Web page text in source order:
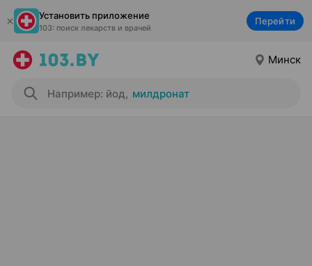
Установить приложение
103: поиск лекарств и врачей
Перейти
Минск
Например: йод, милдронат